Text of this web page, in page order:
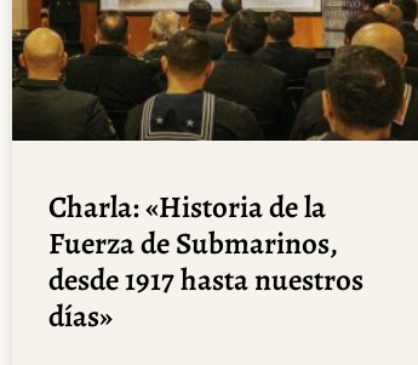
Charla: «Historia de la
Fuerza de Submarinos,
desde 1917 hasta nuestros
días»